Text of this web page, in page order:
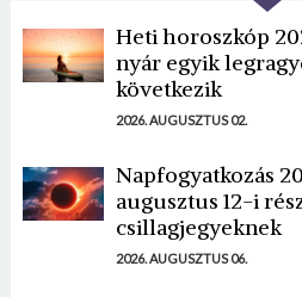
Heti horoszkóp
nyár egyik
következik
2026. AUGUSZTUS 02.
Napfogyatkozás
augusztus 12-i
csillagjegyeknek
2026. AUGUSZTUS 06.